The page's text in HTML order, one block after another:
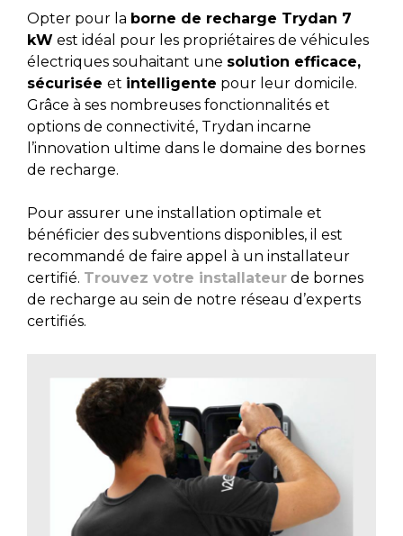
Opter pour la borne de recharge Trydan 7
kW est idéal pour les propriétaires de véhicules
électriques souhaitant une solution efficace,
sécurisée et intelligente pour leur domicile.
Grâce à ses nombreuses fonctionnalités et
options de connectivité, Trydan incarne
l’innovation ultime dans le domaine des bornes
de recharge.
Pour assurer une installation optimale et
bénéficier des subventions disponibles, il est
recommandé de faire appel à un installateur
certifié. Trouvez votre installateur de bornes
de recharge au sein de notre réseau d’experts
certifiés.